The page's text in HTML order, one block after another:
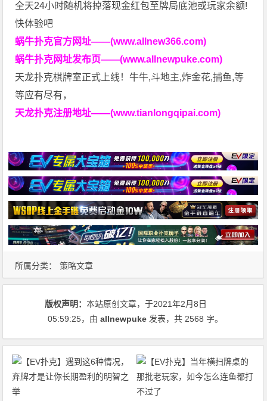
全天24小时随机将掉落现金红包至牌局底池或玩家余额!
快体验吧
蜗牛扑克官方网址——(www.allnew366.com)
蜗牛扑克网址发布页——(www.allnewpuke.com)
天龙扑克棋牌室正式上线！牛牛,斗地主,炸金花,捕鱼,等
等应有尽有，
天龙扑克注册地址——(www.tianlongqipai.com)
所属分类： 策略文章
版权声明：本站原创文章，于2021年2月8日
05:59:25，由allnewpuke 发表，共 2568 字。